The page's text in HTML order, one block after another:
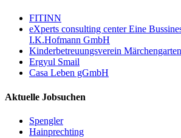
FITINN
eXperts consulting center Eine
I.K.Hofmann GmbH
Kinderbetreuungsverein Märchengarten
Ergyul Smail
Casa Leben gGmbH
Aktuelle Jobsuchen
Spengler
Hainprechting